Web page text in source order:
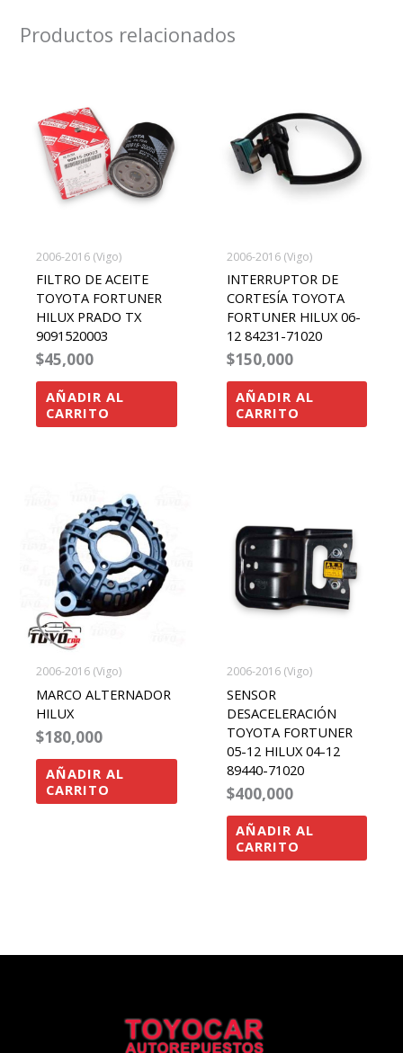
Productos relacionados
2006-2016 (Vigo)
FILTRO DE ACEITE
TOYOTA FORTUNER
HILUX PRADO TX
9091520003
$45,000
AÑADIR AL
CARRITO
2006-2016 (Vigo)
INTERRUPTOR DE
CORTESÍA TOYOTA
FORTUNER HILUX 06-
12 84231-71020
$150,000
AÑADIR AL
CARRITO
2006-2016 (Vigo)
MARCO ALTERNADOR
HILUX
$180,000
AÑADIR AL
CARRITO
2006-2016 (Vigo)
SENSOR
DESACELERACIÓN
TOYOTA FORTUNER
05-12 HILUX 04-12
89440-71020
$400,000
AÑADIR AL
CARRITO